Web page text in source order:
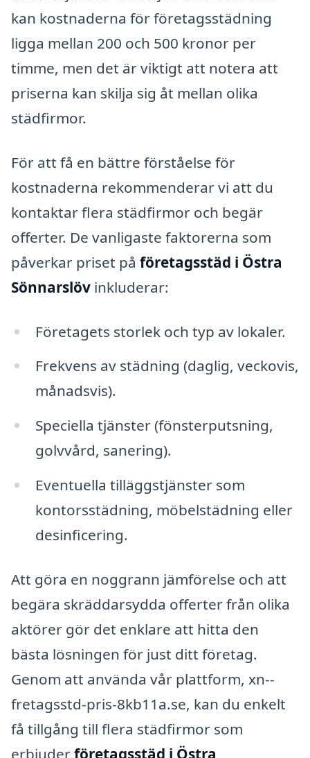
kan kostnaderna för företagsstädning
ligga mellan 200 och 500 kronor per
timme, men det är viktigt att notera att
priserna kan skilja sig åt mellan olika
städfirmor.
För att få en bättre förståelse för
kostnaderna rekommenderar vi att du
kontaktar flera städfirmor och begär
offerter. De vanligaste faktorerna som
påverkar priset på företagsstäd i Östra
Sönnarslöv inkluderar:
Företagets storlek och typ av lokaler.
Frekvens av städning (daglig, veckovis,
månadsvis).
Speciella tjänster (fönsterputsning,
golvvård, sanering).
Eventuella tilläggstjänster som
kontorsstädning, möbelstädning eller
desinficering.
Att göra en noggrann jämförelse och att
begära skräddarsydda offerter från olika
aktörer gör det enklare att hitta den
bästa lösningen för just ditt företag.
Genom att använda vår plattform, xn--
fretagsstd-pris-8kb11a.se, kan du enkelt
få tillgång till flera städfirmor som
erbjuderföretagsstäd i Östra